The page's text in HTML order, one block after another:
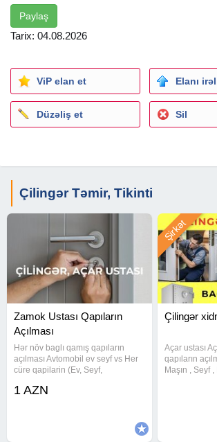
zədələnməsi lazım olmayan hissələr
iş daha böyüyür. Məhz bunun qarşısını almaq
Zəng Edin
Paylaş
Tarix: 04.08.2026
ViP elan et Elanı
Düzəliş et Sil
Çilingər Təmir, Tikinti
Zamok Ustası Qapıların
Açılması
Hər növ baglı qamış qapıların
açılması Avtomobil ev seyf vs Her
cüre qapilarin (Ev, Seyf,
olunmasi, Qiymet gorduyumuz ise
1 AZN
Çilingər
Açar ustası
qapıların
Maşın , Seyf
Şirkət